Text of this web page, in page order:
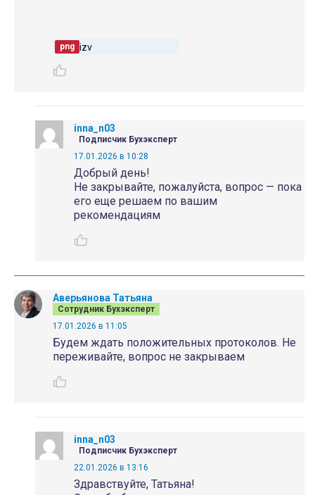
png izv
inna_n03
Подписчик Бухэксперт
17.01.2026 в 10:28
Добрый день!
Не закрывайте, пожалуйста, вопрос — пока
его еще решаем по вашим
рекомендациям
Аверьянова Татьяна
Сотрудник Бухэксперт
17.01.2026 в 11:05
Будем ждать положительных протоколов. Не
переживайте, вопрос не закрываем
inna_n03
Подписчик Бухэксперт
22.01.2026 в 13:16
Здравствуйте, Татьяна!